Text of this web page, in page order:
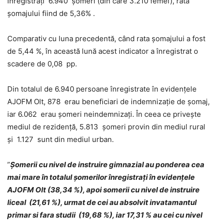
șomajului fiind de 5,36% .
Comparativ cu luna precedentă, când rata șomajului a fost
de 5,44 %, în această lună acest indicator a înregistrat o
scadere de 0,08 pp.
Din totalul de 6.940 persoane înregistrate în evidențele
AJOFM Olt, 878 erau beneficiari de indemnizaţie de şomaj,
iar 6.062 erau șomeri neindemnizați. În ceea ce privește
mediul de rezidență, 5.813 șomeri provin din mediul rural
și 1.127 sunt din mediul urban.
”Șomerii cu nivel de instruire gimnazial au ponderea cea
mai mare în totalul şomerilor înregistraţi în evidenţele
AJOFM Olt (38,34 %), apoi somerii cu nivel de instruire
liceal (21,61 %), urmat de cei au absolvit invatamantul
primar si fara studii (19,68 %), iar 17,31 % au cei cu nivel